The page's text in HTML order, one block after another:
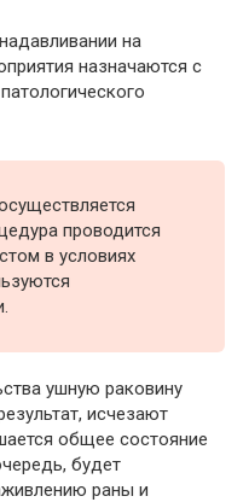
на
назначаются с
проводится
в условиях
ушную раковину
исчезают
общее состояние
будет
раны и